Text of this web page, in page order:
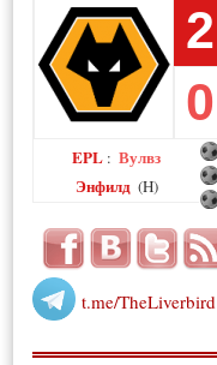
2
0
EPL : Вулвз
Энфилд (H)
t.me/TheLiverbird